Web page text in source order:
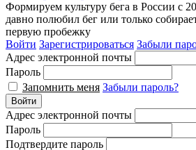
Формируем культуру бега в России с
давно полюбил бег или только
первую пробежку
Войти Зарегистрироваться Забыли
Адрес электронной почты
Пароль
Запомнить меня Забыли пароль?
Войти
Адрес электронной почты
Пароль
Подтвердите пароль